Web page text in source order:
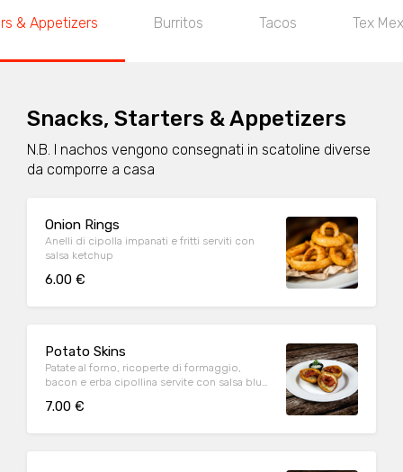
Burritos Tacos Tex Mex
Snacks, Starters & Appetizers
N.B. I nachos vengono consegnati in scatoline diverse
da comporre a casa
Onion Rings
Anelli di cipolla impanati e fritti serviti con
salsa ketchup
6.00 €
Potato Skins
Patate al forno, ricoperte di formaggio,
bacon e erba cipollina servite con salsa blue
7.00 €